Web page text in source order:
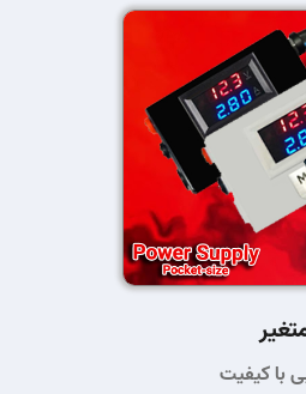
با کیفیت